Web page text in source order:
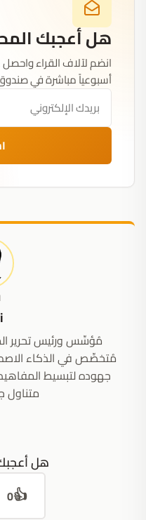
هل أعجبك
انضم لآلاف القراء واحصل
أسبوعياً مباشرة في
مُتخصِّص في الذكاء
جهوده لتبسيط
متناول
هل
👍
0